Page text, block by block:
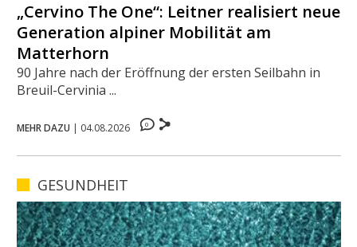
„Cervino The One“: Leitner realisiert neue
Generation alpiner Mobilität am
Matterhorn
90 Jahre nach der Eröffnung der ersten Seilbahn in
Breuil-Cervinia ...
MEHR DAZU | 04.08.2026 0
GESUNDHEIT